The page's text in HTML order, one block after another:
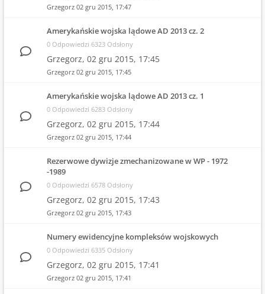
Grzegorz 02 gru 2015, 17:47
Amerykańskie wojska lądowe AD 2013 cz. 2
0 Odpowiedzi 6323 Odsłony
Grzegorz, 02 gru 2015, 17:45
Grzegorz 02 gru 2015, 17:45
Amerykańskie wojska lądowe AD 2013 cz. 1
0 Odpowiedzi 6283 Odsłony
Grzegorz, 02 gru 2015, 17:44
Grzegorz 02 gru 2015, 17:44
Rezerwowe dywizje zmechanizowane w WP - 1972
-1989
0 Odpowiedzi 6578 Odsłony
Grzegorz, 02 gru 2015, 17:43
Grzegorz 02 gru 2015, 17:43
Numery ewidencyjne kompleksów wojskowych
0 Odpowiedzi 6335 Odsłony
Grzegorz, 02 gru 2015, 17:41
Grzegorz 02 gru 2015, 17:41